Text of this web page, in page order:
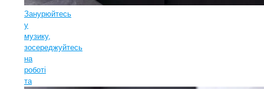
Занурюйтесь
у
музику,
зосереджуйтесь
на
роботі
та